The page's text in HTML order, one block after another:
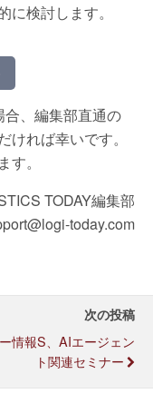
検討します。
、編集部直通の
れば幸いです。
。
TODAY編集部
today.com
次の投稿
情報S、AIエージェン
ト関連セミナー